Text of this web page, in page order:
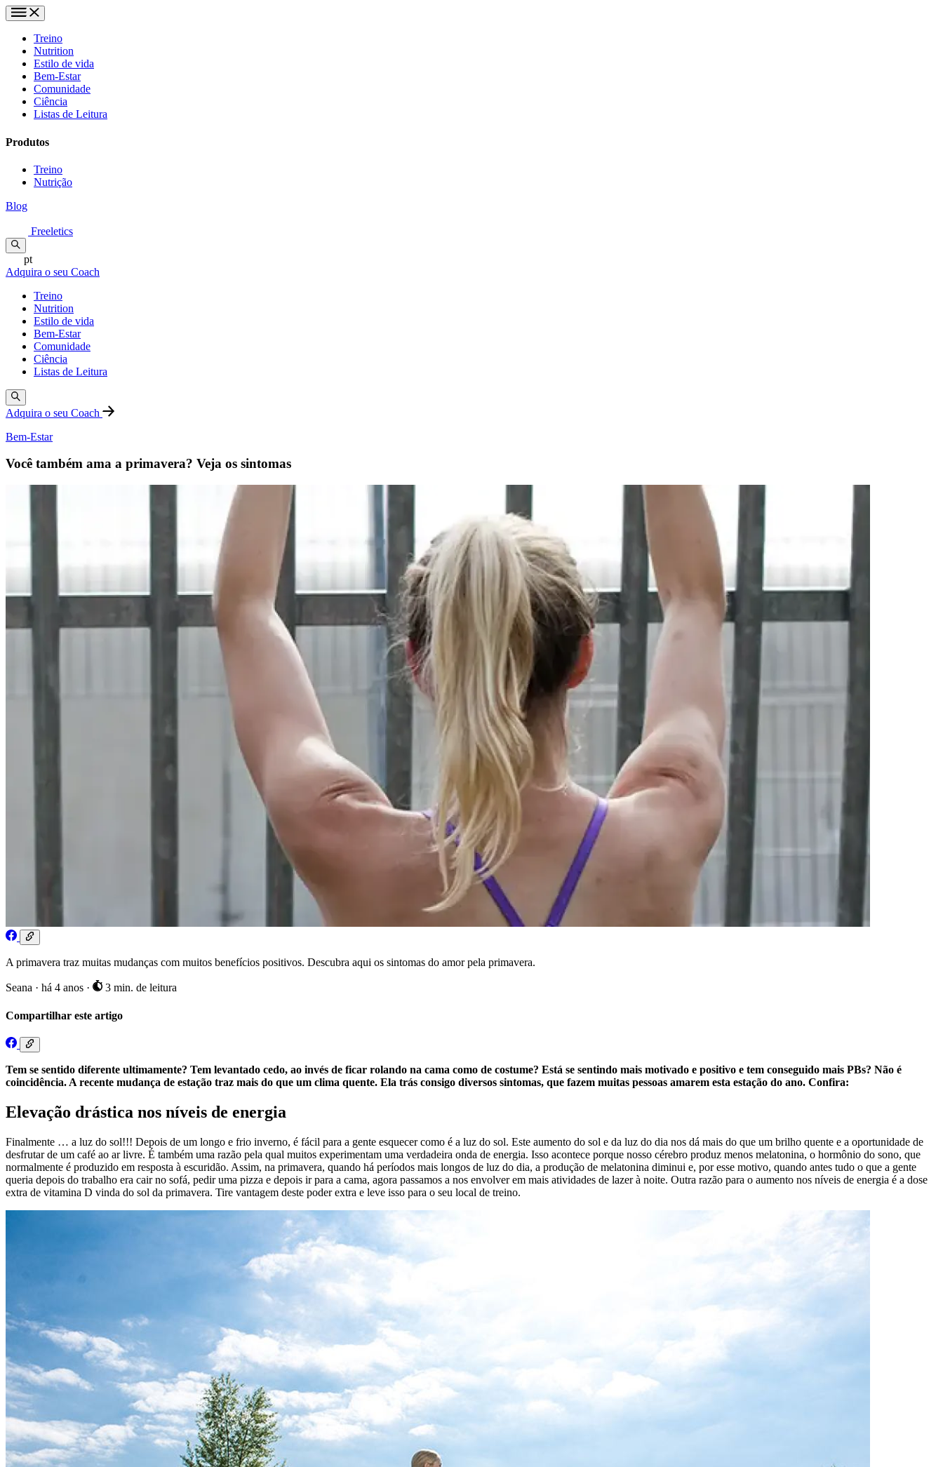
Treino
Nutrition
Estilo de vida
Bem-Estar
Comunidade
Ciência
Listas de Leitura
Produtos
Treino
Nutrição
Blog
Freeletics
pt
Adquira o seu Coach
Treino
Nutrition
Estilo de vida
Bem-Estar
Comunidade
Ciência
Listas de Leitura
Adquira o seu Coach
Bem-Estar
Você também ama a primavera? Veja os sintomas
A primavera traz muitas mudanças com muitos benefícios positivos. Descubra aqui os sintomas do amor pela primavera.
Seana · há 4 anos · 3 min. de leitura
Compartilhar este artigo
Tem se sentido diferente ultimamente? Tem levantado cedo, ao invés de ficar rolando na cama como de costume? Está se sentindo mais motivado e positivo e tem conseguido mais PBs? Não é
coincidência. A recente mudança de estação traz mais do que um clima quente. Ela trás consigo diversos sintomas, que fazem muitas pessoas amarem esta estação do ano. Confira:
Elevação drástica nos níveis de energia
Finalmente … a luz do sol!!! Depois de um longo e frio inverno, é fácil para a gente esquecer como é a luz do sol. Este aumento do sol e da luz do dia nos dá mais do que um brilho quente e a oportunidade de
desfrutar de um café ao ar livre. É também uma razão pela qual muitos experimentam uma verdadeira onda de energia. Isso acontece porque nosso cérebro produz menos melatonina, o hormônio do sono, que
normalmente é produzido em resposta à escuridão. Assim, na primavera, quando há períodos mais longos de luz do dia, a produção de melatonina diminui e, por esse motivo, quando antes tudo o que a gente
queria depois do trabalho era cair no sofá, pedir uma pizza e depois ir para a cama, agora passamos a nos envolver em mais atividades de lazer à noite. Outra razão para o aumento nos níveis de energia é a dose
extra de vitamina D vinda do sol da primavera. Tire vantagem deste poder extra e leve isso para o seu local de treino.